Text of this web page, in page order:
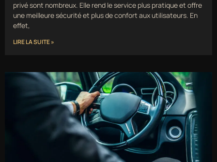
privé sont nombreux. Elle rend le service plus pratique et offre
une meilleure sécurité et plus de confort aux utilisateurs. En
effet,
LIRE LA SUITE »